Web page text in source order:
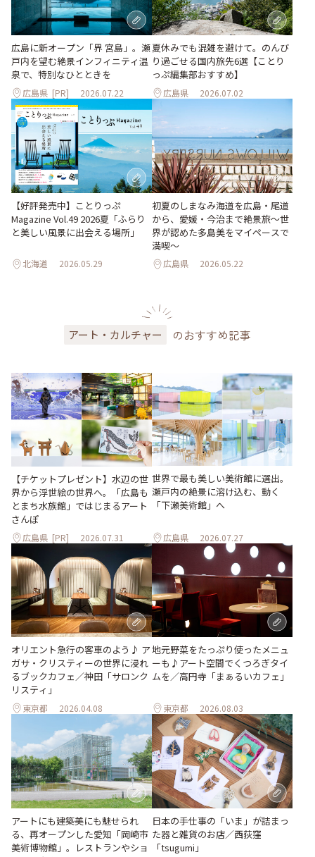
広島に新オープン「界 宮島」。瀬
戸内を望む絶景インフィニティ温
泉で、特別なひとときを
広島県 [PR] 2026.07.22
夏休みでも混雑を避けて。のんび
り過ごせる国内旅先6選【ことり
っぷ編集部おすすめ】
広島県 2026.07.02
【好評発売中】ことりっぷ
Magazine Vol.49 2026夏「ふらり
と美しい風景に出会える場所」
北海道 2026.05.29
初夏のしまなみ海道を広島・尾道
から、愛媛・今治まで絶景旅〜世
界が認めた多島美をマイペースで
満喫〜
広島県 2026.05.22
アート・カルチャー のおすすめ記事
【チケットプレゼント】水辺の世
界から浮世絵の世界へ。「広島も
とまち水族館」ではじまるアート
さんぽ
広島県 [PR] 2026.07.31
世界で最も美しい美術館に選出。
瀬戸内の絶景に溶け込む、動く
「下瀬美術館」へ
広島県 2026.07.27
オリエント急行の客車のよう♪ ア
ガサ・クリスティーの世界に浸れ
るブックカフェ／神田「サロンク
リスティ」
東京都 2026.04.08
地元野菜をたっぷり使ったメニュ
ーも♪アート空間でくつろぎタイ
ムを／高円寺「まぁるいカフェ」
東京都 2026.08.03
アートにも建築美にも魅せられ
る、再オープンした愛知「岡崎市
美術博物館」。レストランやショ
日本の手仕事の「いま」が詰まっ
た器と雑貨のお店／西荻窪
「tsugumi」